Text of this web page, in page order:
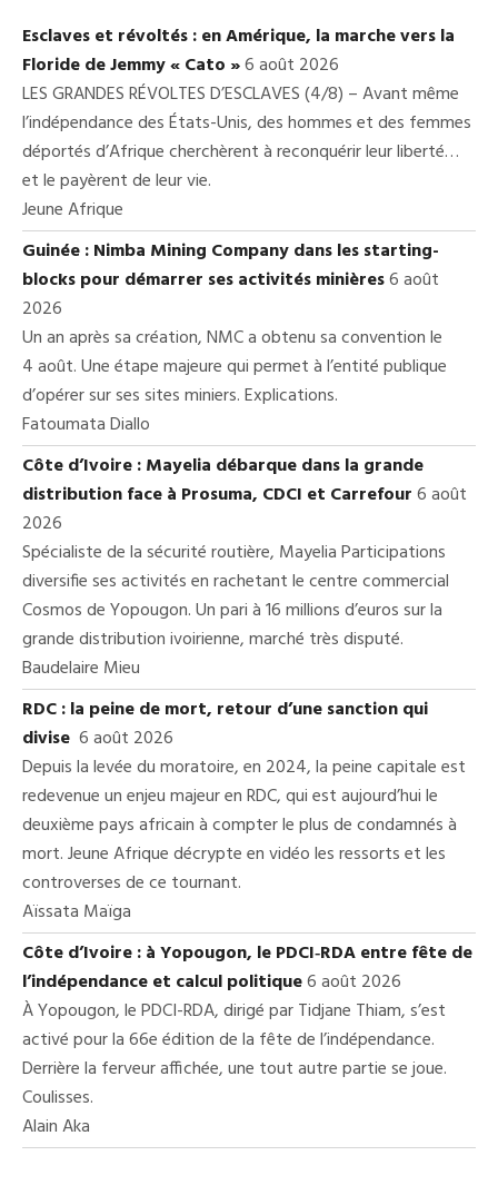
Esclaves et révoltés : en Amérique, la marche vers la
Floride de Jemmy « Cato »6 août 2026
LES GRANDES RÉVOLTES D’ESCLAVES (4/8) – Avant même
l’indépendance des États-Unis, des hommes et des femmes
déportés d’Afrique cherchèrent à reconquérir leur liberté…
et le payèrent de leur vie.
Jeune Afrique
Guinée : Nimba Mining Company dans les starting-
blocks pour démarrer ses activités minières6 août
2026
Un an après sa création, NMC a obtenu sa convention le
4 août. Une étape majeure qui permet à l’entité publique
d’opérer sur ses sites miniers. Explications.
Fatoumata Diallo
Côte d’Ivoire : Mayelia débarque dans la grande
distribution face à Prosuma, CDCI et Carrefour6 août
2026
Spécialiste de la sécurité routière, Mayelia Participations
diversifie ses activités en rachetant le centre commercial
Cosmos de Yopougon. Un pari à 16 millions d’euros sur la
grande distribution ivoirienne, marché très disputé.
Baudelaire Mieu
RDC : la peine de mort, retour d’une sanction qui
divise 6 août 2026
Depuis la levée du moratoire, en 2024, la peine capitale est
redevenue un enjeu majeur en RDC, qui est aujourd’hui le
deuxième pays africain à compter le plus de condamnés à
mort. Jeune Afrique décrypte en vidéo les ressorts et les
controverses de ce tournant.
Aïssata Maïga
Côte d’Ivoire : à Yopougon, le PDCI‑RDA entre fête de
l’indépendance et calcul politique6 août 2026
À Yopougon, le PDCI-RDA, dirigé par Tidjane Thiam, s’est
activé pour la 66e édition de la fête de l’indépendance.
Derrière la ferveur affichée, une tout autre partie se joue.
Coulisses.
Alain Aka